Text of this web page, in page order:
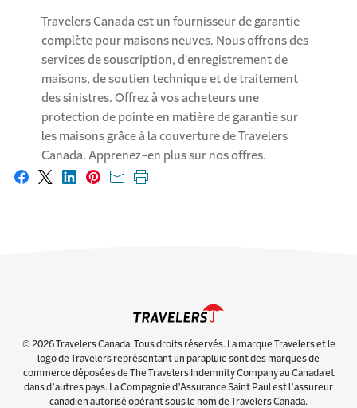
Travelers Canada est un fournisseur de garantie
complète pour maisons neuves. Nous offrons des
services de souscription, d'enregistrement de
maisons, de soutien technique et de traitement
des sinistres. Offrez à vos acheteurs une
protection de pointe en matière de garantie sur
les maisons grâce à la couverture de Travelers
Canada. Apprenez-en plus sur nos offres.
Partager sur Facebook
Partager sur X
Partager sur LinkedIn
Partager sur Pinterest
Envoyer par courriel
Imprimer cette page
© 2026 Travelers Canada. Tous droits réservés. La marque Travelers et le
logo de Travelers représentant un parapluie sont des marques de
commerce déposées de The Travelers Indemnity Company au Canada et
dans d’autres pays. La Compagnie d’Assurance Saint Paul est l’assureur
canadien autorisé opérant sous le nom de Travelers Canada.